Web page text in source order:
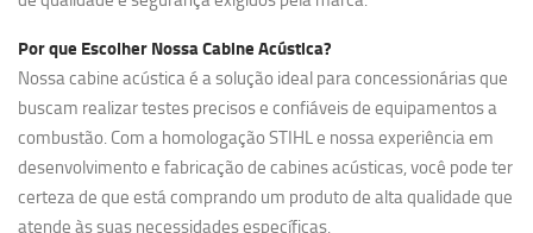
Por que Escolher Nossa Cabine Acústica?
Nossacabine acústicaé a solução ideal para concessionárias que
buscam realizar testes precisos e confiáveis de equipamentos a
combustão. Com a homologação STIHL e nossa experiência em
desenvolvimento e fabricação de cabines acústicas, você pode ter
certeza de que está comprando um produto de alta qualidade que
atende às suas necessidades específicas.